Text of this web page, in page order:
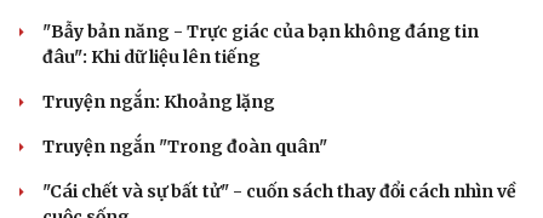
"Bẫy bản năng - Trực giác của bạn không đáng tin
đâu": Khi dữ liệu lên tiếng
Truyện ngắn: Khoảng lặng
Truyện ngắn "Trong đoàn quân"
"Cái chết và sự bất tử" - cuốn sách thay đổi cách nhìn về